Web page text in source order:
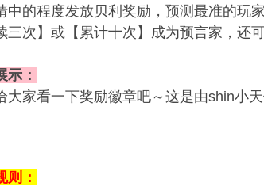
中的程度发放贝利奖励，预测最准的玩家
三次】或【累计十次】成为预言家，还
示：
大家看一下奖励徽章吧～这是由shin小
则：